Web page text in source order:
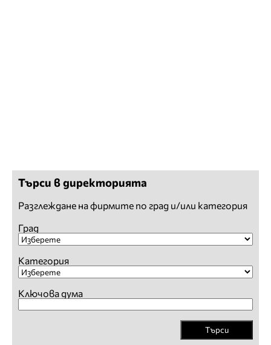
Търси в директорията
Разглеждане на фирмите по град и/или категория
Град
Категория
Ключова дума
Търси